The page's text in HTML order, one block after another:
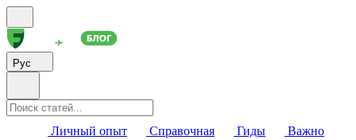
Рус
Личный опыт Справочная Гиды
Важно